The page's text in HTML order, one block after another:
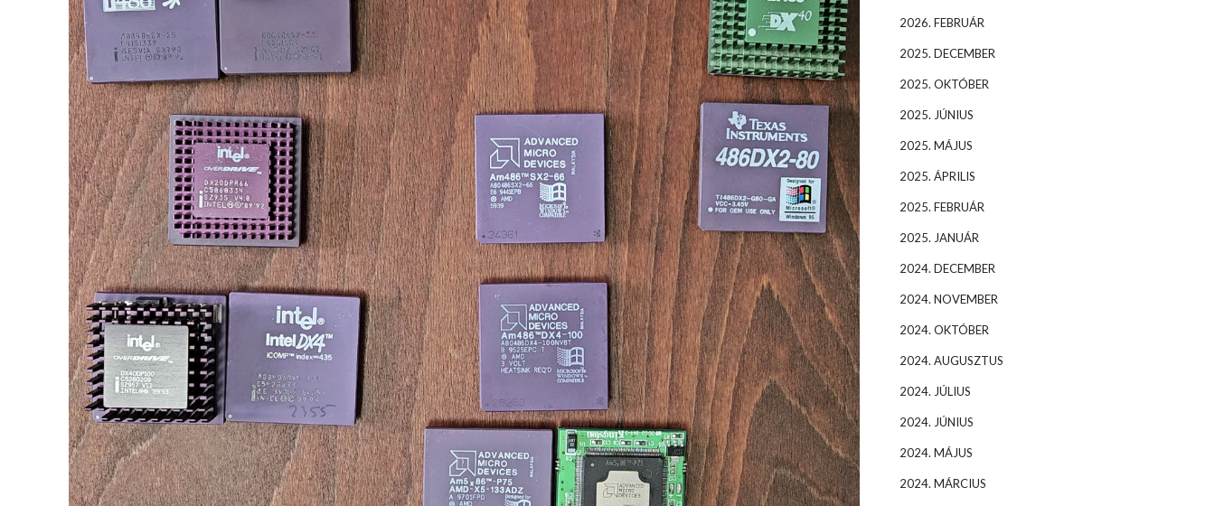
2026. FEBRUÁR
2025. DECEMBER
2025. OKTÓBER
2025. JÚNIUS
2025. MÁJUS
2025. ÁPRILIS
2025. FEBRUÁR
2025. JANUÁR
2024. DECEMBER
2024. NOVEMBER
2024. OKTÓBER
2024. AUGUSZTUS
2024. JÚLIUS
2024. JÚNIUS
2024. MÁJUS
2024. MÁRCIUS